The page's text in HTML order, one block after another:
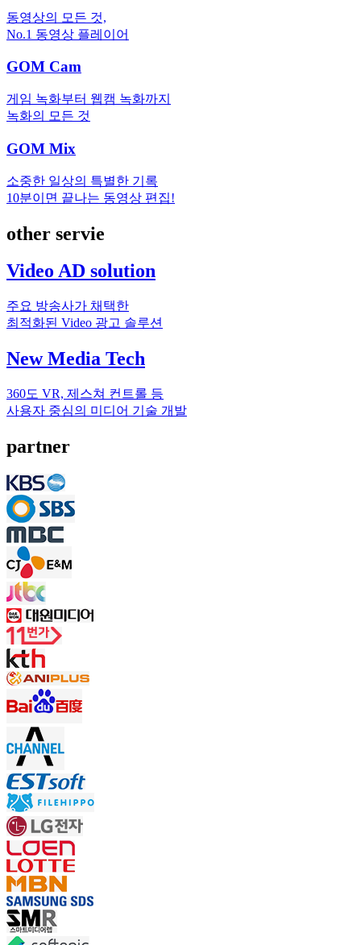
동영상의 모든 것,
No.1 동영상 플레이어
GOM Cam
게임 녹화부터 웹캠 녹화까지
녹화의 모든 것
GOM Mix
소중한 일상의 특별한 기록
10분이면 끝나는 동영상 편집!
other servie
Video AD solution
주요 방송사가 채택한
최적화된 Video 광고 솔루션
New Media Tech
360도 VR, 제스쳐 컨트롤 등
사용자 중심의 미디어 기술 개발
partner